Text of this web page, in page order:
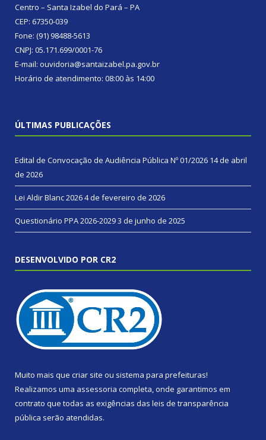
Centro – Santa Izabel do Pará – PA
CEP: 67350-039
Fone: (91) 98488-5613
CNPJ: 05.171.699/0001-76
E-mail: ouvidoria@santaizabel.pa.gov.br
Horário de atendimento: 08:00 às 14:00
ÚLTIMAS PUBLICAÇÕES
Edital de Convocação de Audiência Pública Nº 01/2026 14 de abril
de 2026
Lei Aldir Blanc 20264 de fevereiro de 2026
Questionário PPA 2026-20293 de junho de 2025
DESENVOLVIDO POR CR2
Muito mais que criar site ou sistema para prefeituras!
Realizamos uma assessoria completa, onde garantimos em
contrato que todas as exigências das leis de transparência
pública serão atendidas.